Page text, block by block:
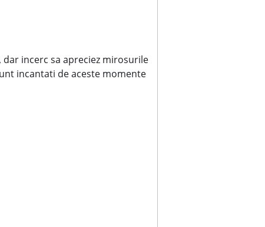
incerc sa apreciez mirosurile
incantati de aceste momente